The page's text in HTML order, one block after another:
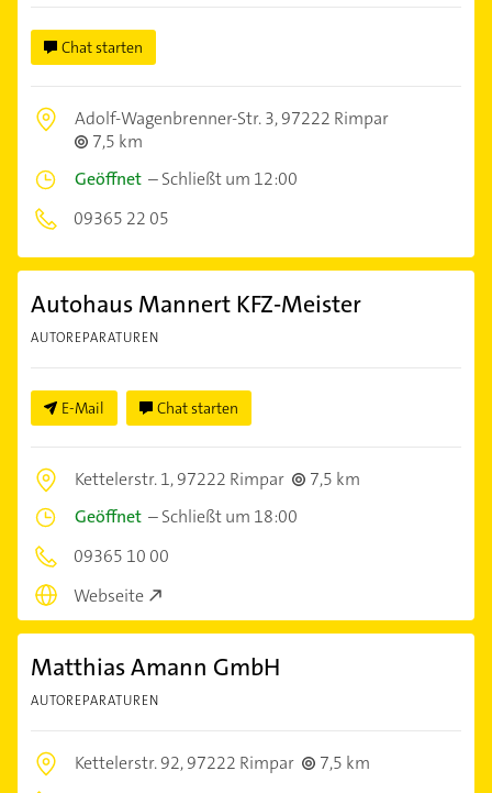
Chat starten
Adolf-Wagenbrenner-Str. 3,97222 Rimpar
7,5 km
Geöffnet –Schließt um 12:00
09365 22 05
Autohaus Mannert KFZ-Meister
AUTOREPARATUREN
E-Mail Chat starten
Kettelerstr. 1,97222 Rimpar
7,5 km
Geöffnet –Schließt um 18:00
09365 10 00
Webseite
Matthias Amann GmbH
AUTOREPARATUREN
Kettelerstr. 92,97222 Rimpar
7,5 km